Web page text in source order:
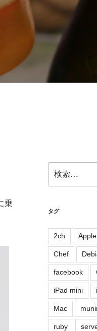
乗
索:
タグ
2ch Apple
Chef
facebook
iPad mini
Mac
ruby